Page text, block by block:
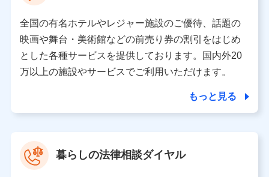
す。
個人データの共同利用
当社は株式会社NTTドコモとの間で、以下のとおり個
人データを共同利用します。
氏名、電話番号、メールアドレス、お客さまの識別子、属
性、連絡先、dポイントサービスのご利用に関する情報。例
として、dポイントカード番号、性別、年齢、家族構成、住
全国の有名ホテルやレジャー施設のご優待、話題の
映画や舞台・美術館などの前売り券の割引をはじめ
とした各種サービスを提供しております。国内外20
万以上の施設やサービスでご利用いただけます。
もっと見る
暮らしの法律相談ダイヤル